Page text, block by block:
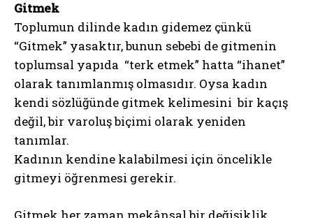
Gitmek
Toplumun dilinde kadın gidemez çünkü
“Gitmek” yasaktır, bunun sebebi de gitmenin
toplumsal yapıda “terk etmek” hatta “ihanet”
olarak tanımlanmış olmasıdır. Oysa kadın
kendi sözlüğünde gitmek kelimesini bir kaçış
değil, bir varoluş biçimi olarak yeniden
tanımlar.
Kadının kendine kalabilmesi için öncelikle
gitmeyi öğrenmesi gerekir.